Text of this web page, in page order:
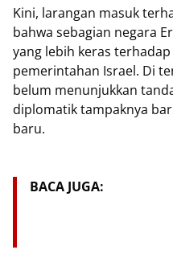
Kini, larangan masuk
bahwa sebagian negara
yang lebih keras
pemerintahan Israel. Di
belum menunjukkan
diplomatik tampaknya
baru.
BACA JUGA: